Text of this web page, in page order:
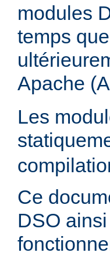
modules
temps
Apache
Les
Ce
DSO